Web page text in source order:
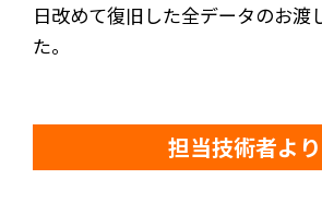
日改めて復旧した全データのお渡
た。
担当技術者より